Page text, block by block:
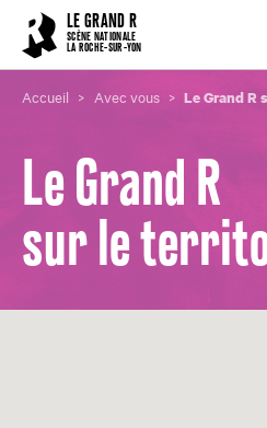
LE GRAND R
SCÈNE NATIONALE
LA ROCHE-SUR-YON
Accueil Avec vous Le Grand R
Le Grand R
sur le
Cookies management panel